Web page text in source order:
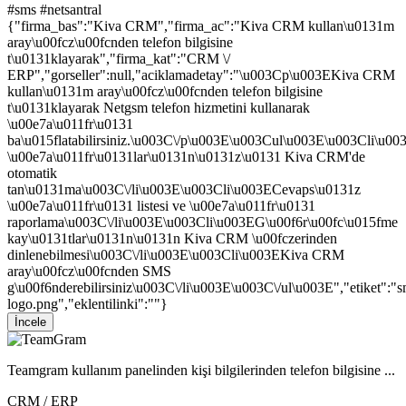
#sms #netsantral
{"firma_bas":"Kiva CRM","firma_ac":"Kiva CRM kullan\u0131m
aray\u00fcz\u00fcnden telefon bilgisine
t\u0131klayarak","firma_kat":"CRM \/
ERP","gorseller":null,"aciklamadetay":"\u003Cp\u003EKiva CRM
kullan\u0131m aray\u00fcz\u00fcnden telefon bilgisine
t\u0131klayarak Netgsm telefon hizmetini kullanarak
\u00e7a\u011fr\u0131
ba\u015flatabilirsiniz.\u003C\/
\u00e7a\u011fr\u0131lar\u0131n\u0131z\u0131 Kiva CRM'de
otomatik
tan\u0131ma\u003C\/li\u003E\u003Cli\u003ECevaps\u0131z
\u00e7a\u011fr\u0131 listesi ve \u00e7a\u011fr\u0131
raporlama\u003C\/li\u003E\u003Cli\u003EG\u00f6r\u00fc\u015fme
kay\u0131tlar\u0131n\u0131n Kiva CRM \u00fczerinden
dinlenebilmesi\u003C\/li\u003E\u003Cli\u003EKiva CRM
aray\u00fcz\u00fcnden SMS
g\u00f6nderebilirsiniz\u003C\/li\u003E\u003C\/
logo.png","eklentilinki":""}
İncele
Teamgram kullanım panelinden kişi bilgilerinden telefon bilgisine ...
CRM / ERP